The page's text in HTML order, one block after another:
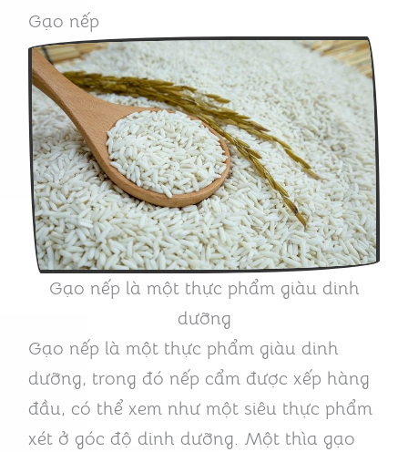
Gạo nếp
Gạo nếp là một thực phẩm giàu dinh
dưỡng
Gạo nếp là một thực phẩm giàu dinh
dưỡng, trong đó nếp cẩm được xếp hàng
đầu, có thể xem như một siêu thực phẩm
xét ở góc độ dinh dưỡng. Một thìa gạo